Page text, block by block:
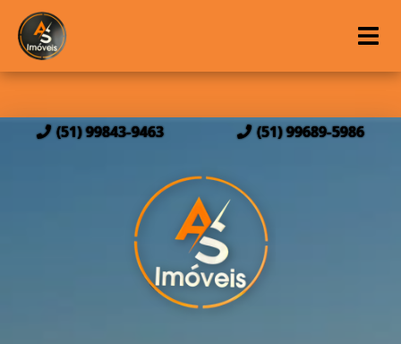
(51) 99843-9463 (51) 99689-5986